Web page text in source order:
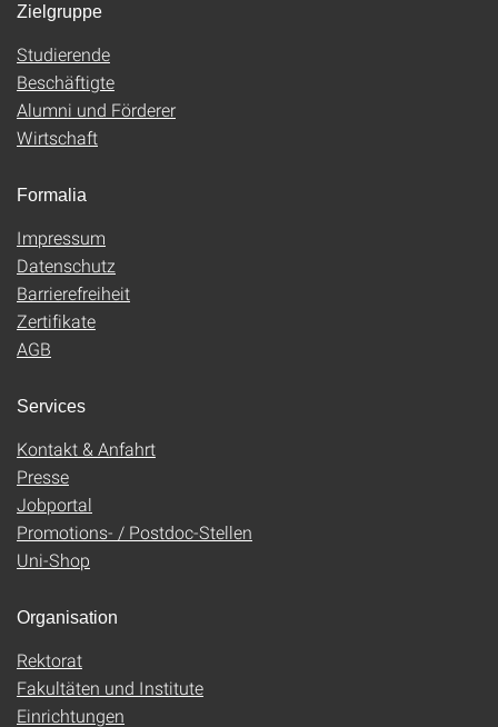
Zielgruppe
Studierende
Beschäftigte
Alumni und Förderer
Wirtschaft
Formalia
Impressum
Datenschutz
Barrierefreiheit
Zertifikate
AGB
Services
Kontakt & Anfahrt
Presse
Jobportal
Promotions- / Postdoc-Stellen
Uni-Shop
Organisation
Rektorat
Fakultäten und Institute
Einrichtungen